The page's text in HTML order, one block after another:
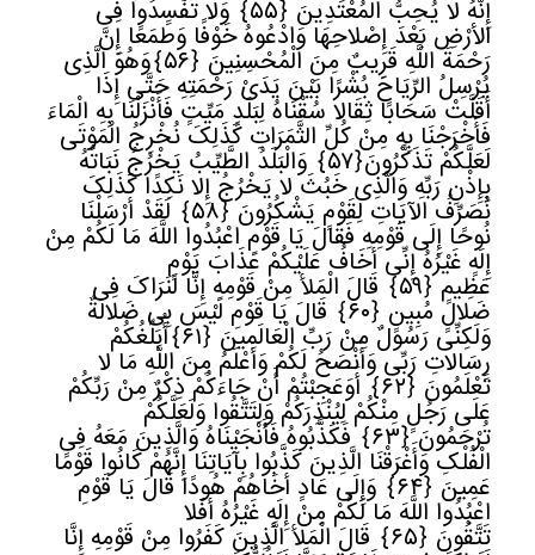
إِنَّهُ لا یُحِبُّ الْمُعْتَدِینَ ﴿٥٥﴾ وَلا تُفْسِدُوا فِی
الأرْضِ بَعْدَ إِصْلاحِهَا وَادْعُوهُ خَوْفًا وَطَمَعًا إِنَّ
رَحْمَةَ اللَّهِ قَرِیبٌ مِنَ الْمُحْسِنِینَ ﴿٥٦﴾ وَهُوَ الَّذِی
یُرْسِلُ الرِّیَاحَ بُشْرًا بَیْنَ یَدَیْ رَحْمَتِهِ حَتَّى إِذَا
أَقَلَّتْ سَحَابًا ثِقَالا سُقْنَاهُ لِبَلَدٍ مَیِّتٍ فَأَنْزَلْنَا بِهِ الْمَاءَ
فَأَخْرَجْنَا بِهِ مِنْ کُلِّ الثَّمَرَاتِ کَذَلِکَ نُخْرِجُ الْمَوْتَى
لَعَلَّکُمْ تَذَکَّرُونَ﴿٥٧﴾ وَالْبَلَدُ الطَّیِّبُ یَخْرُجُ نَبَاتُهُ
بِإِذْنِ رَبِّهِ وَالَّذِی خَبُثَ لا یَخْرُجُ إِلا نَکِدًا کَذَلِکَ
نُصَرِّفُ الآیَاتِ لِقَوْمٍ یَشْکُرُونَ﴿٥٨﴾ لَقَدْ أَرْسَلْنَا
نُوحًا إِلَى قَوْمِهِ فَقَالَ یَا قَوْمِ اعْبُدُوا اللَّهَ مَا لَکُمْ مِنْ
إِلَهٍ غَیْرُهُ إِنِّی أَخَافُ عَلَیْکُمْ عَذَابَ یَوْمٍ
عَظِیمٍ﴿٥٩﴾ قَالَ الْمَلأ مِنْ قَوْمِهِ إِنَّا لَنَرَاکَ فِی
ضَلالٍ مُبِینٍ ﴿٦٠﴾ قَالَ یَا قَوْمِ لَیْسَ بِی ضَلالَةٌ
وَلَکِنِّی رَسُولٌ مِنْ رَبِّ الْعَالَمِینَ﴿٦١﴾ أُبَلِّغُکُمْ
رِسَالاتِ رَبِّی وَأَنْصَحُ لَکُمْ وَأَعْلَمُ مِنَ اللَّهِ مَا لا
تَعْلَمُونَ ﴿٦٢﴾ أَوَعَجِبْتُمْ أَنْ جَاءَکُمْ ذِکْرٌ مِنْ رَبِّکُمْ
عَلَى رَجُلٍ مِنْکُمْ لِیُنْذِرَکُمْ وَلِتَتَّقُوا وَلَعَلَّکُمْ
تُرْحَمُونَ﴿٦٣﴾ فَکَذَّبُوهُ فَأَنْجَیْنَاهُ وَالَّذِینَ مَعَهُ فِی
الْفُلْکِ وَأَغْرَقْنَا الَّذِینَ کَذَّبُوا بِآیَاتِنَا إِنَّهُمْ کَانُوا قَوْمًا
عَمِینَ ﴿٦٤﴾ وَإِلَى عَادٍ أَخَاهُمْ هُودًا قَالَ یَا قَوْمِ
اعْبُدُوا اللَّهَ مَا لَکُمْ مِنْ إِلَهٍ غَیْرُهُ أَفَلا
تَتَّقُونَ ﴿٦٥﴾ قَالَ الْمَلأ الَّذِینَ کَفَرُوا مِنْ قَوْمِهِ إِنَّا